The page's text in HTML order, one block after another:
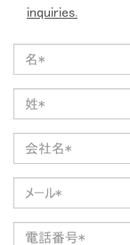
inquiries.